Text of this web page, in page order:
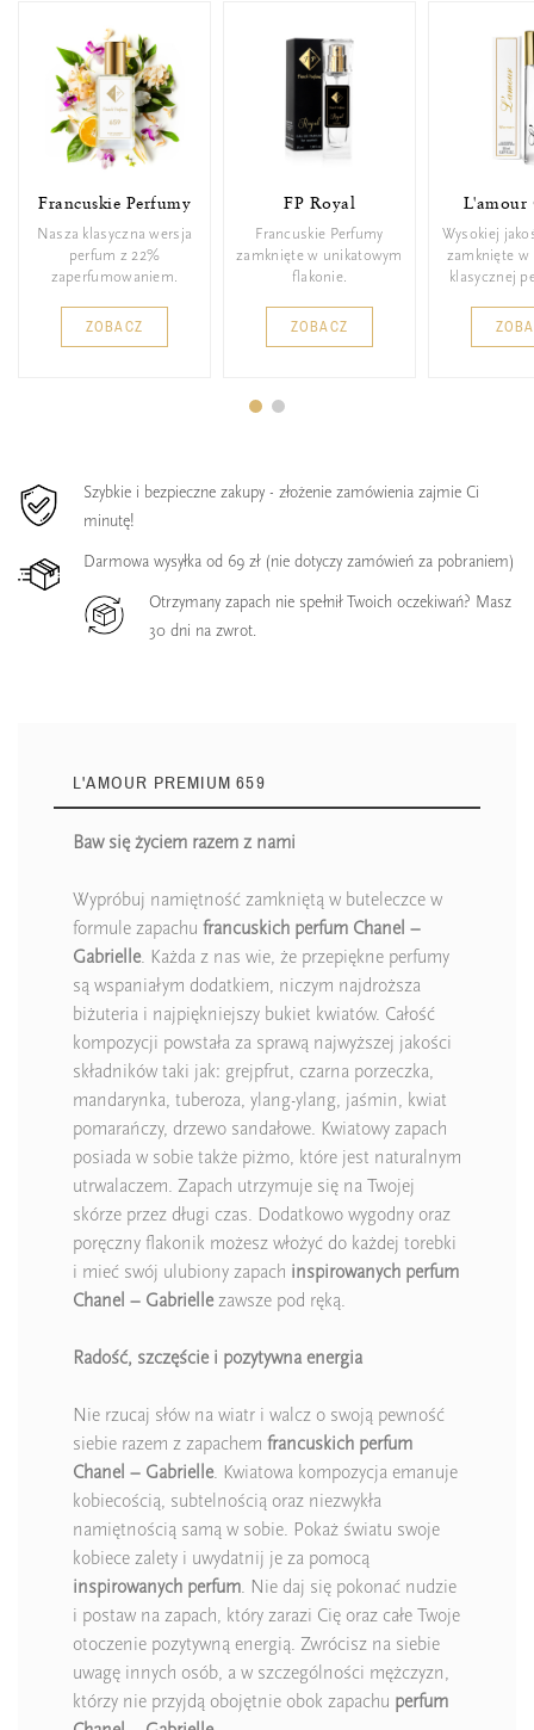
Francuskie Perfumy
Nasza klasyczna wersja
perfum z 22%
zaperfumowaniem.
ZOBACZ
FP Royal
Francuskie Perfumy
zamknięte w unikatowym
flakonie.
ZOBACZ
L'amour
Wysokiej
zamknięte w
klasycznej
Szybkie i bezpieczne zakupy - złożenie zamówienia zajmie Ci
minutę!
Darmowa wysyłka od 69 zł (nie dotyczy zamówień za pobraniem)
Otrzymany zapach nie spełnił Twoich oczekiwań? Masz
30 dni na zwrot.
L'AMOUR PREMIUM 659
Baw się życiem razem z nami
Wypróbuj namiętność zamkniętą w buteleczce w
formule zapachu francuskich perfum Chanel –
Gabrielle. Każda z nas wie, że przepiękne perfumy
są wspaniałym dodatkiem, niczym najdroższa
biżuteria i najpiękniejszy bukiet kwiatów. Całość
kompozycji powstała za sprawą najwyższej jakości
składników taki jak: grejpfrut, czarna porzeczka,
mandarynka, tuberoza, ylang-ylang, jaśmin, kwiat
pomarańczy, drzewo sandałowe. Kwiatowy zapach
posiada w sobie także piżmo, które jest naturalnym
utrwalaczem. Zapach utrzymuje się na Twojej
skórze przez długi czas. Dodatkowo wygodny oraz
poręczny flakonik możesz włożyć do każdej torebki
i mieć swój ulubiony zapach inspirowanych perfum
Chanel – Gabriellezawsze pod ręką.
Radość, szczęście i pozytywna energia
Nie rzucaj słów na wiatr i walcz o swoją pewność
siebie razem z zapachem francuskich perfum
Chanel – Gabrielle. Kwiatowa kompozycja emanuje
kobiecością, subtelnością oraz niezwykła
namiętnością samą w sobie. Pokaż światu swoje
kobiece zalety i uwydatnij je za pomocą
inspirowanych perfum . Nie daj się pokonać nudzie
i postaw na zapach, który zarazi Cię oraz całe Twoje
otoczenie pozytywną energią. Zwrócisz na siebie
uwagę innych osób, a w szczególności mężczyzn,
którzy nie przyjdą obojętnie obok zapachu perfum